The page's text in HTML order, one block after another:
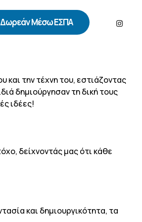
Δωρεάν Μέσω ΕΣΠΑ
και την τέχνη του, εστιάζοντας
δημιούργησαν τη δική τους
ιδέες!
δείχνοντάς μας ότι κάθε
και δημιουργικότητα, τα